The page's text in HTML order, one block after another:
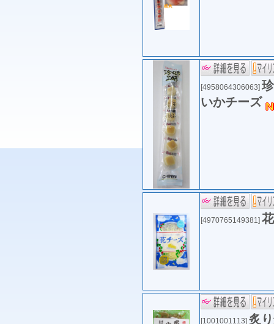
[4958064306063]
いかチーズ
[4970765149381]
[1001001113] 炙